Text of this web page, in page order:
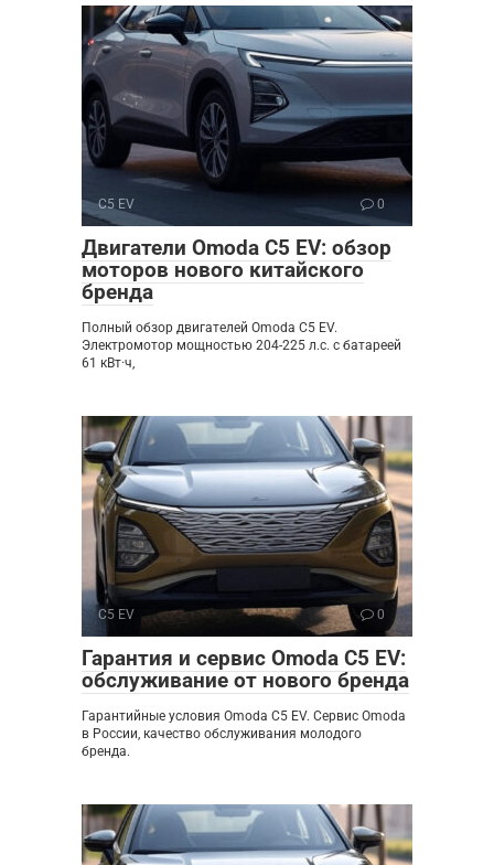
C5 EV 0
Двигатели Omoda C5 EV: обзор
моторов нового китайского
бренда
Полный обзор двигателей Omoda C5 EV.
Электромотор мощностью 204-225 л.с. с батареей
61 кВт·ч,
C5 EV 0
Гарантия и сервис Omoda C5 EV:
обслуживание от нового бренда
Гарантийные условия Omoda C5 EV. Сервис Omoda
в России, качество обслуживания молодого
бренда.